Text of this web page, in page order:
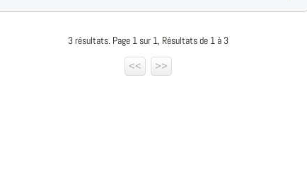
3 résultats. Page 1 sur 1, Résultats de 1 à 3
<<
>>